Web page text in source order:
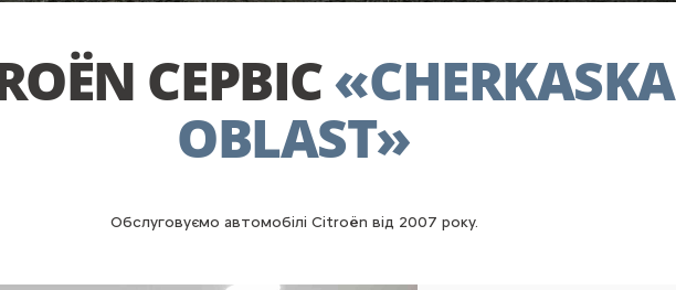
СЕРВІС«CHERKASKA
OBLAST»
Обслуговуємо автомобілі Citroën від 2007 року.